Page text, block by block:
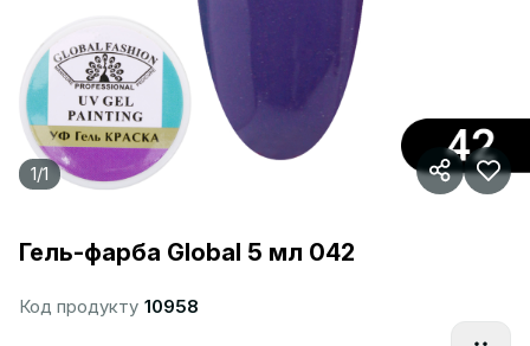
1/1
Гель-фарба Global 5 мл 042
Код продукту 10958